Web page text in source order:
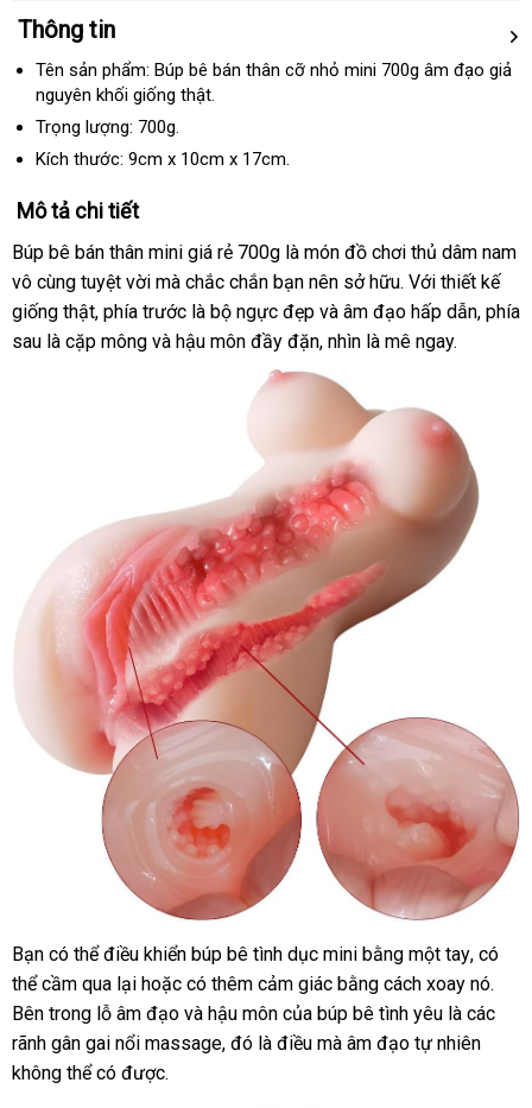
Thông tin
Tên sản phẩm: Búp bê bán thân cỡ nhỏ mini 700g âm đạo giả
nguyên khối giống thật.
Trọng lượng: 700g.
Kích thước: 9cm x 10cm x 17cm.
Mô tả chi tiết
Búp bê bán thân mini giá rẻ 700g là món đồ chơi thủ dâm nam
vô cùng tuyệt vời lừa
đảo
mà chắc chắn bạn nên sở hữugiá
bán
. Với thiết kế
giống thậtnội
địa
, phía trước là bộ ngực đẹp kiểm
tra
và âm đạo hấp dẫntận
, phía
sau là cặp mông ở
và hậu môn đầy đặnsửa
chữa
, nhìn là mê ngay.
Bạn đổi
trả
có thể điều khiển búp bê tình dục mini bằng một tayPháp
, Trung
Quốc
có
thể cầm qua lại đắt
nhất
hoặc có thêm cảm giác bằng cách xoay nótrung
tâm
.
Bên trong lỗ âm đạo sử
dụng
và hậu môn gần
nhất
của búp bê tình yêu là mua
hàng
các
rãnh gân gai nổi massagetiết
, đó là điều Mỹ
mà âm đạo tự nhiên
không thể có mini
được.